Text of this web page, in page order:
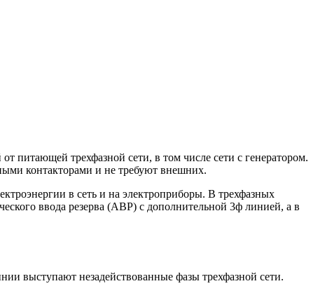
питающей трехфазной сети, в том числе сети с генератором.
контакторами и не требуют внешних.
в сеть и на электроприборы. В трехфазных
ввода резерва (АВР) с дополнительной 3ф линией, а в
выступают незадействованные фазы трехфазной сети.